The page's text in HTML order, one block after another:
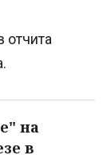
отчита
на
в